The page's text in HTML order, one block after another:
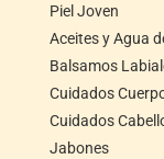
Piel Joven
Aceites y Agua
Balsamos
Cuidados
Cuidados
Jabones